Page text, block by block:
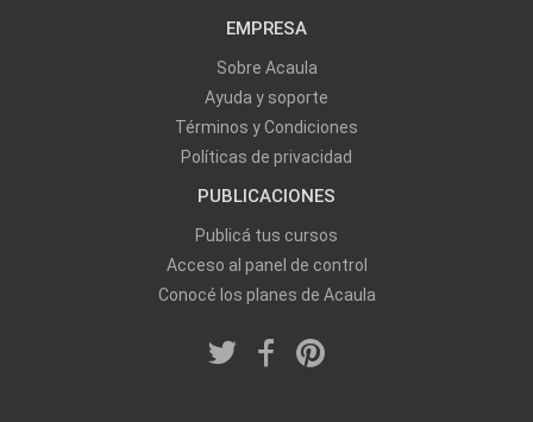
EMPRESA
Sobre Acaula
Ayuda y soporte
Términos y Condiciones
Políticas de privacidad
PUBLICACIONES
Publicá tus cursos
Acceso al panel de control
Conocé los planes de Acaula